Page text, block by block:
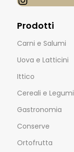
Prodotti
Carni e Salumi
Uova e Latticini
Ittico
Cereali e Legumi
Gastronomia
Conserve
Ortofrutta